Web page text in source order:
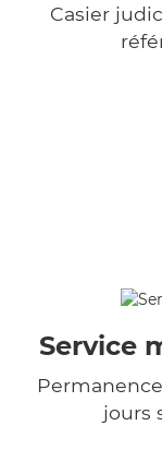
Casier
Service
jours